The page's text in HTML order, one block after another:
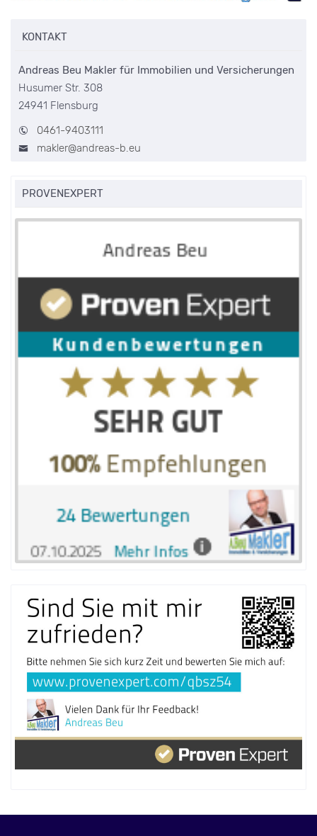
KONTAKT
Andreas Beu Makler für Immobilien und Versicherungen
Husumer Str. 308
24941 Flensburg
0461-9403111
makler@andreas-b.eu
PROVENEXPERT